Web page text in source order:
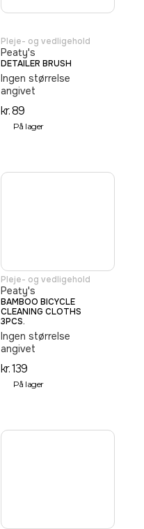
Pleje- og vedligehold
Peaty's
DETAILER BRUSH
Ingen størrelse
angivet
kr.89
På lager
Pleje- og vedligehold
Peaty's
BAMBOO BICYCLE
CLEANING CLOTHS
3PCS.
Ingen størrelse
angivet
kr.139
På lager